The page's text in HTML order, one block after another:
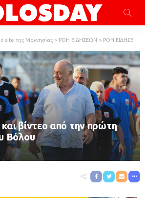
site της Μαγνησίας > ΡΟΗ ΕΙΔΗΣΕΩΝ > ΡΟΗ ΕΙΔΗΣΕΩΝ
βίντεο από την πρώτη
Βόλου